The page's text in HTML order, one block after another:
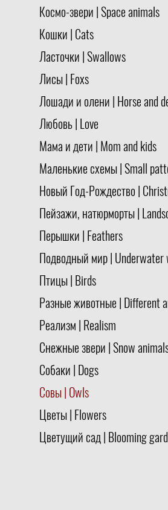
Космо-звери | Space animals
Кошки | Cats
Ласточки | Swallows
Лисы | Foxs
Лошади и олени | Horse and
Любовь | Love
Мама и дети | Mom and kids
Маленькие схемы | Small
Новый Год-Рождество |
Пейзажи, натюрморты |
Перышки | Feathers
Подводный мир | Underwater
Птицы | Birds
Разные животные | Different
Реализм | Realism
Снежные звери | Snow
Собаки | Dogs
Совы | Owls
Цветы | Flowers
Цветущий сад | Blooming